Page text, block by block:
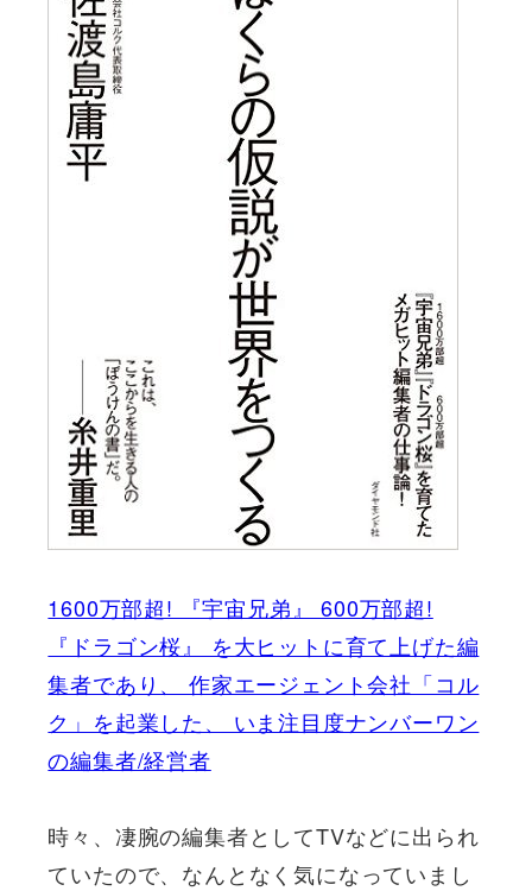
1600万部超! 『宇宙兄弟』 600万部超!
『ドラゴン桜』 を大ヒットに育て上げた編
集者であり、 作家エージェント会社「コル
ク」を起業した、 いま注目度ナンバーワン
の編集者/経営者
時々、凄腕の編集者としてTVなどに出られ
ていたので、なんとなく気になっていまし